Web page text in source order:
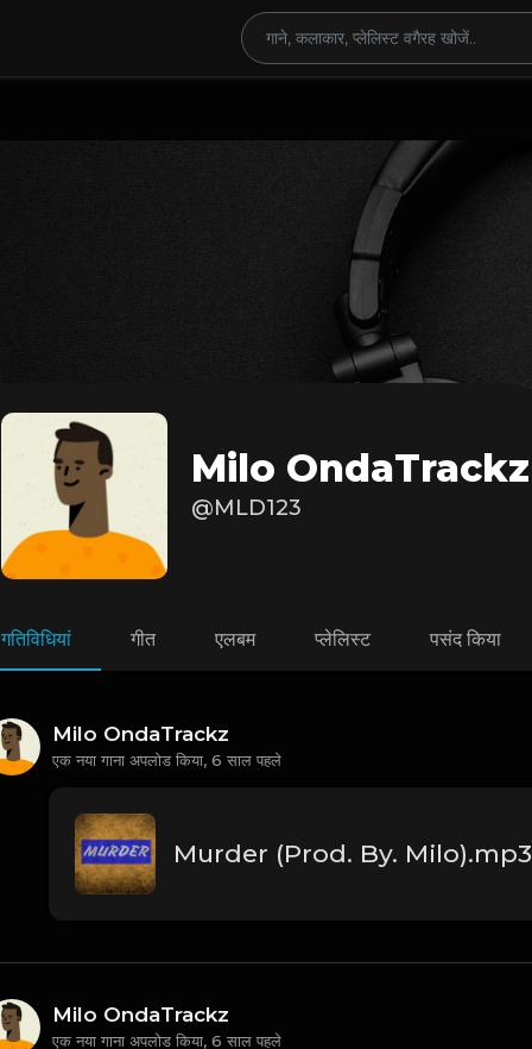
Milo OndaTrackz
@MLD123
गतिविधियां गीत एलबम प्लेलिस्ट पसंद किया
Milo OndaTrackz
एक नया गाना अपलोड किया, 6 साल पहले
Murder (Prod. By. Milo).mp3
Milo OndaTrackz
एक नया गाना अपलोड किया, 6 साल पहले